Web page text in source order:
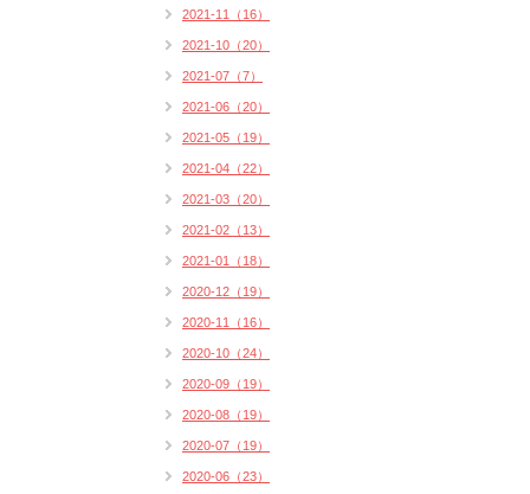
2021-11（16）
2021-10（20）
2021-07（7）
2021-06（20）
2021-05（19）
2021-04（22）
2021-03（20）
2021-02（13）
2021-01（18）
2020-12（19）
2020-11（16）
2020-10（24）
2020-09（19）
2020-08（19）
2020-07（19）
2020-06（23）